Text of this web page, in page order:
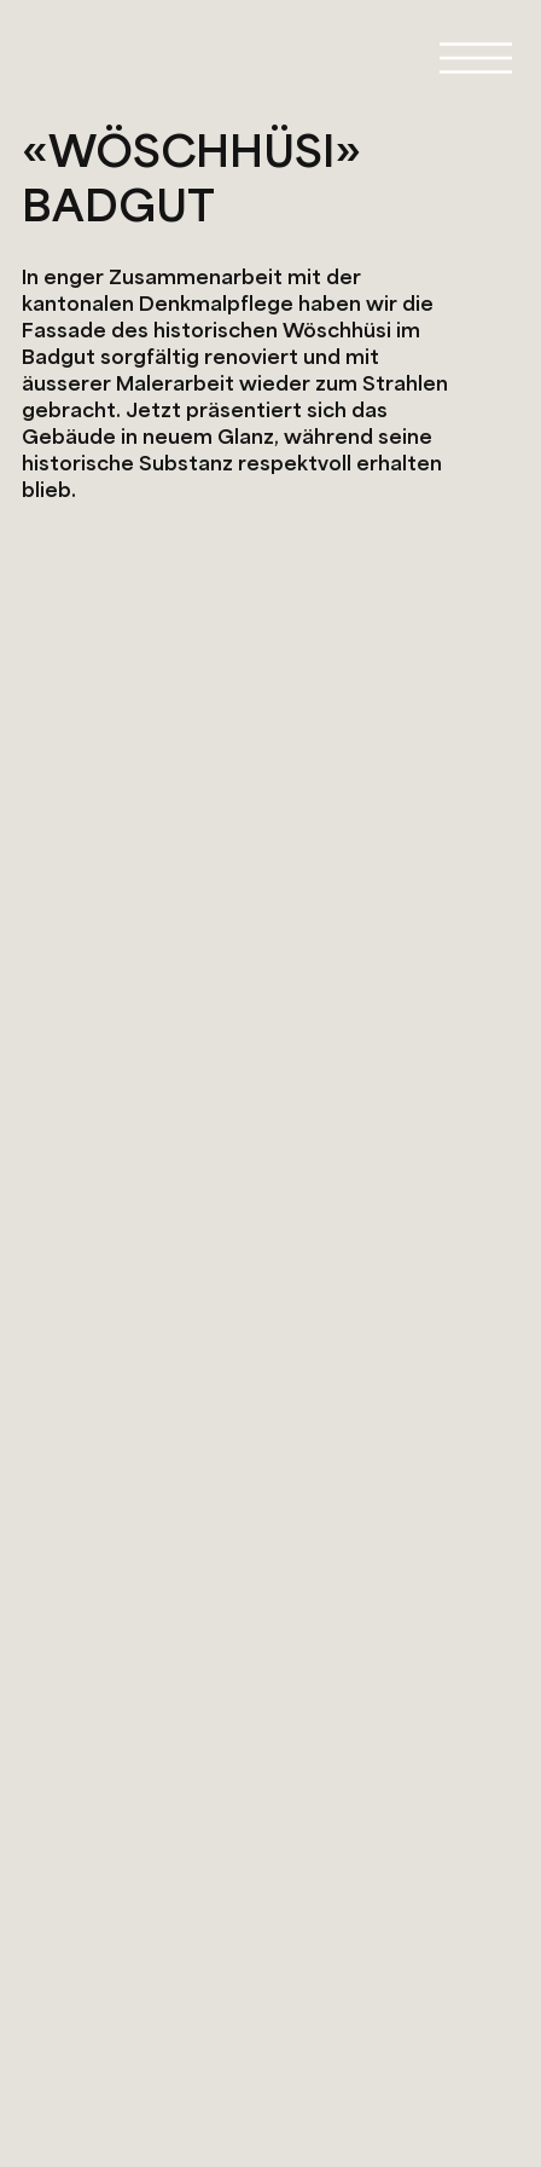
«WÖSCHHÜSI»
BADGUT
In enger Zusammenarbeit mit der
kantonalen Denkmalpflege haben wir die
Fassade des historischen Wöschhüsi im
Badgut sorgfältig renoviert und mit
äusserer Malerarbeit wieder zum Strahlen
gebracht. Jetzt präsentiert sich das
Gebäude in neuem Glanz, während seine
historische Substanz respektvoll erhalten
blieb.